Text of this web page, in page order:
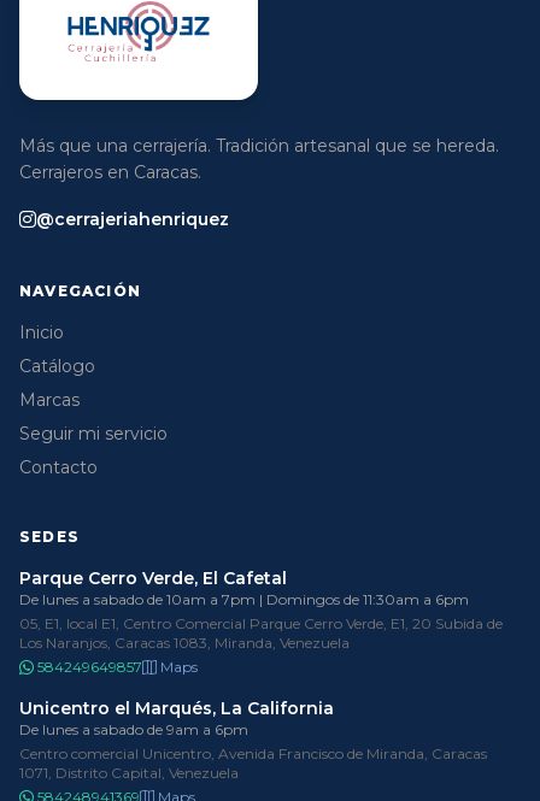
Más que una cerrajería. Tradición artesanal que se hereda.
Cerrajeros en Caracas.
@cerrajeriahenriquez
NAVEGACIÓN
Inicio
Catálogo
Marcas
Seguir mi servicio
Contacto
SEDES
Parque Cerro Verde, El Cafetal
De lunes a sabado de 10am a 7pm | Domingos de 11:30am a 6pm
05, E1, local E1, Centro Comercial Parque Cerro Verde, E1, 20 Subida de
Los Naranjos, Caracas 1083, Miranda, Venezuela
584249649857
Maps
Unicentro el Marqués, La California
De lunes a sabado de 9am a 6pm
Centro comercial Unicentro, Avenida Francisco de Miranda, Caracas
1071, Distrito Capital, Venezuela
584248941369
Maps